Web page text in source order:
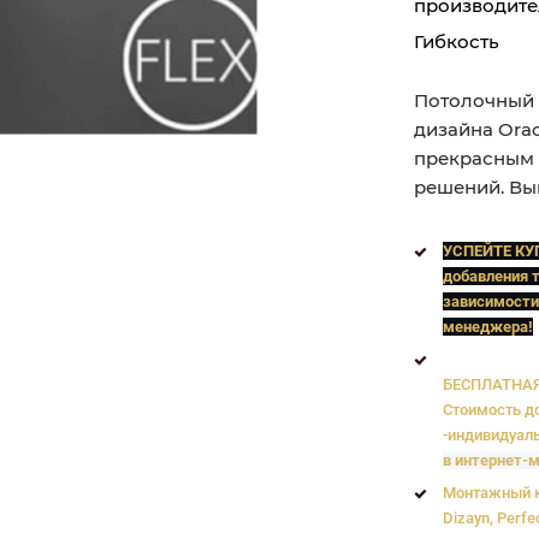
Гибкость
Потолочный
дизайна
прекрасным
решений.
УСПЕЙТЕ
добавления
менеджера!
Стоимость
-
в интернет-
Монтажный
Dizayn,